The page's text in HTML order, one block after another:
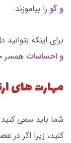
و گو را بیاموزند.
برای اینکه
و احساسات همسر
مهارت های
شما باید سعی
کنید، زیرا اگر در